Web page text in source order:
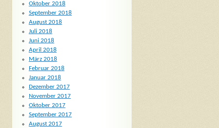
Oktober 2018
September 2018
August 2018
Juli 2018
Juni 2018
April 2018
März 2018
Februar 2018
Januar 2018
Dezember 2017
November 2017
Oktober 2017
September 2017
August 2017